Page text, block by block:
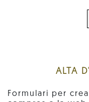
ALTA
Formulari per